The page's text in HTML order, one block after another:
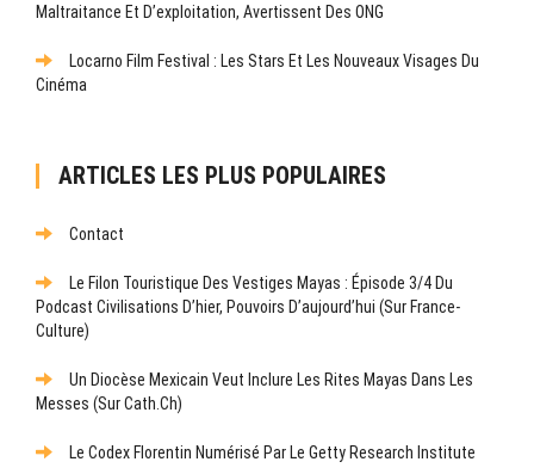
Maltraitance Et D’exploitation, Avertissent Des ONG
Locarno Film Festival : Les Stars Et Les Nouveaux Visages Du
Cinéma
ARTICLES LES PLUS POPULAIRES
Contact
Le Filon Touristique Des Vestiges Mayas : Épisode 3/4 Du
Podcast Civilisations D’hier, Pouvoirs D’aujourd’hui (sur France-
Culture)
Un Diocèse Mexicain Veut Inclure Les Rites Mayas Dans Les
Messes (sur Cath.ch)
Le Codex Florentin Numérisé Par Le Getty Research Institute